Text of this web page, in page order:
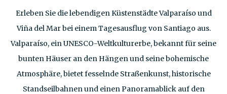
Erleben Sie die lebendigen Küstenstädte Valparaíso und
Viña del Mar bei einem Tagesausflug von Santiago aus.
Valparaíso, ein UNESCO-Weltkulturerbe, bekannt für seine
bunten Häuser an den Hängen und seine bohemische
Atmosphäre, bietet fesselnde Straßenkunst, historische
Standseilbahnen und einen Panoramablick auf den